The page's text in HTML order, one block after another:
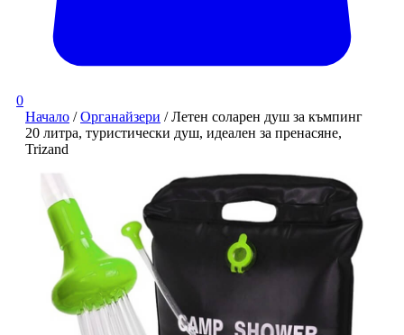
0
Начало /Органайзери / Летен соларен душ за къмпинг
20 литра, туристически душ, идеален за пренасяне,
Trizand